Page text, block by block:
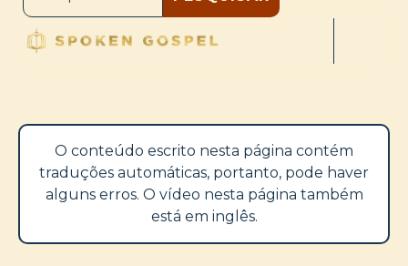
O conteúdo escrito nesta página contém
traduções automáticas, portanto, pode haver
alguns erros. O vídeo nesta página também
está em inglês.